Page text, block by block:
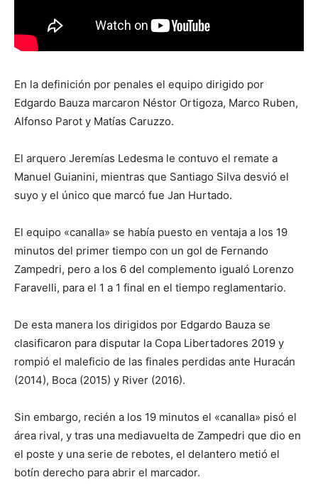
En la definición por penales el equipo dirigido por
Edgardo Bauza marcaron Néstor Ortigoza, Marco Ruben,
Alfonso Parot y Matías Caruzzo.
El arquero Jeremías Ledesma le contuvo el remate a
Manuel Guianini, mientras que Santiago Silva desvió el
suyo y el único que marcó fue Jan Hurtado.
El equipo «canalla» se había puesto en ventaja a los 19
minutos del primer tiempo con un gol de Fernando
Zampedri, pero a los 6 del complemento igualó Lorenzo
Faravelli, para el 1 a 1 final en el tiempo reglamentario.
De esta manera los dirigidos por Edgardo Bauza se
clasificaron para disputar la Copa Libertadores 2019 y
rompió el maleficio de las finales perdidas ante Huracán
(2014), Boca (2015) y River (2016).
Sin embargo, recién a los 19 minutos el «canalla» pisó el
área rival, y tras una mediavuelta de Zampedri que dio en
el poste y una serie de rebotes, el delantero metió el
botín derecho para abrir el marcador.